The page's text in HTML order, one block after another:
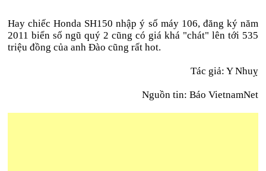
Hay chiếc Honda SH150 nhập ý số máy 106, đăng ký năm
2011 biển số ngũ quý 2 cũng có giá khá "chát" lên tới 535
triệu đồng của anh Đào cũng rất hot.
Tác giả: Y Nhuỵ
Nguồn tin: Báo VietnamNet